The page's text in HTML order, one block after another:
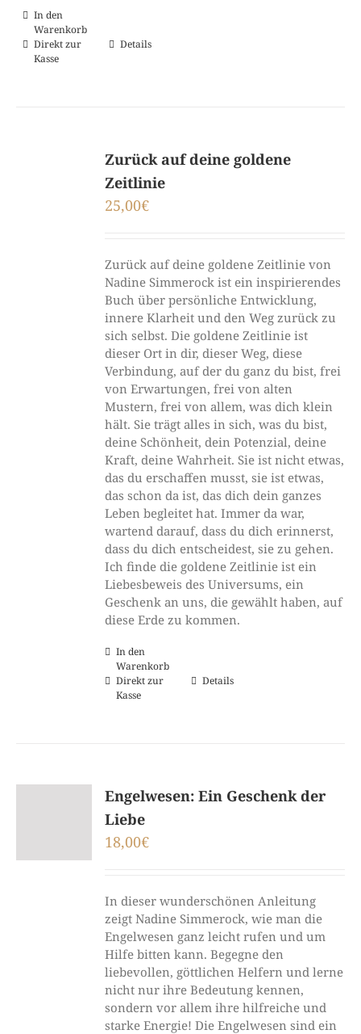
In den
Warenkorb
Direkt zur
Kasse
Details
Zurück auf deine goldene
Zeitlinie
25,00€
Zurück auf deine goldene Zeitlinie von
Nadine Simmerock ist ein inspirierendes
Buch über persönliche Entwicklung,
innere Klarheit und den Weg zurück zu
sich selbst. Die goldene Zeitlinie ist
dieser Ort in dir, dieser Weg, diese
Verbindung, auf der du ganz du bist, frei
von Erwartungen, frei von alten
Mustern, frei von allem, was dich klein
hält. Sie trägt alles in sich, was du bist,
deine Schönheit, dein Potenzial, deine
Kraft, deine Wahrheit. Sie ist nicht etwas,
das du erschaffen musst, sie ist etwas,
das schon da ist, das dich dein ganzes
Leben begleitet hat. Immer da war,
wartend darauf, dass du dich erinnerst,
dass du dich entscheidest, sie zu gehen.
Ich finde die goldene Zeitlinie ist ein
Liebesbeweis des Universums, ein
Geschenk an uns, die gewählt haben, auf
diese Erde zu kommen.
In den
Warenkorb
Direkt zur
Kasse
Details
Engelwesen: Ein Geschenk der
Liebe
18,00€
In dieser wunderschönen Anleitung
zeigt Nadine Simmerock, wie man die
Engelwesen ganz leicht rufen und um
Hilfe bitten kann. Begegne den
liebevollen, göttlichen Helfern und lerne
nicht nur ihre Bedeutung kennen,
sondern vor allem ihre hilfreiche und
starke Energie! Die Engelwesen sind ein